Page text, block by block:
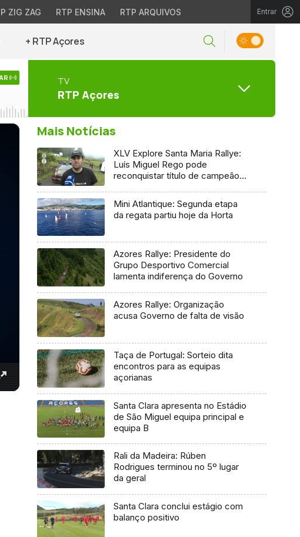
ZIG ZAG RTP ENSINA RTP ARQUIVOS Entrar
+ RTP Açores
TV
RTP Açores
Mais Notícias
XLV Explore Santa Maria Rallye:
Luís Miguel Rego pode
reconquistar título de campeão
Mini Atlantique: Segunda etapa
da regata partiu hoje da Horta
Azores Rallye: Presidente do
Grupo Desportivo Comercial
lamenta indiferença do Governo
Azores Rallye: Organização
acusa Governo de falta de visão
Taça de Portugal: Sorteio dita
encontros para as equipas
açorianas
Santa Clara apresenta no Estádio
de São Miguel equipa principal e
equipa B
Rali da Madeira: Rúben
Rodrigues terminou no 5º lugar
da geral
Santa Clara conclui estágio com
balanço positivo